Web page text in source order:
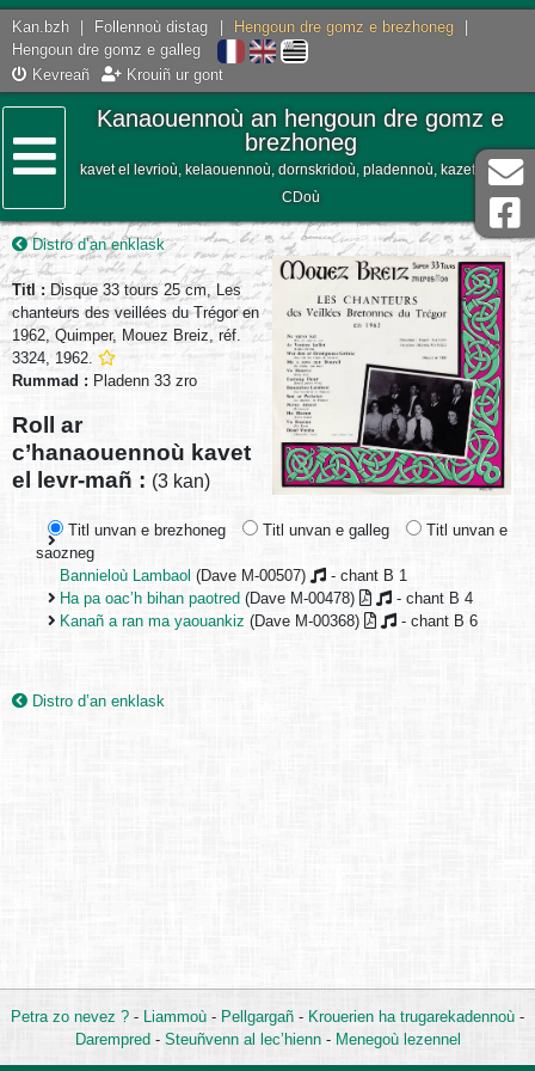
Kan.bzh Follennoù distag Hengoun dre gomz e brezhoneg
Hengoun dre gomz e galleg
Kevreañ
Krouiñ ur gont
Lañser
Kanaouennoù an hengoun dre gomz e
brezhoneg
kavet el levrioù, kelaouennoù, dornskridoù, pladennoù, kazetennoù,
CDoù
Distro d’an enklask
Titl :Disque 33 tours 25 cm, Les
chanteurs des veillées du Trégor en
1962, Quimper, Mouez Breiz, réf.
3324, 1962.
Rummad : Pladenn 33 zro
Roll ar
c’hanaouennoù kavet
el levr-mañ : (3 kan)
Titl unvan e brezhoneg Titl unvan e galleg
Titl unvan e
saozneg
Bannieloù Lambaol (Dave M-00507)
- chant B 1
Ha pa oac’h bihan paotred (Dave M-00478)
- chant B 4
Kanañ a ran ma yaouankiz (Dave M-00368) - chant B 6
Distro d’an enklask
Petra zo nevez ? - Liammoù - Pellgargañ - Krouerien ha trugarekadennoù -
Darempred- Steuñvenn al lec’hienn- Menegoù lezennel